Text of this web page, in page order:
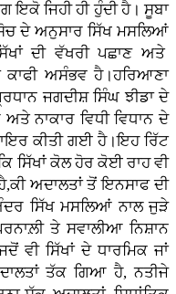
ਇਕੋ ਜਿਹੀ ਹੀ ਹੁੰਦੀ ਹੈ। ਸੂਬਾ
ਦੇ ਅਨੁਸਾਰ ਸਿੱਖ ਮਸਲਿਆਂ
ਦੀ ਵੱਖਰੀ ਪਛਾਣ ਅਤੇ
ਕਾਫੀ ਅਸੰਭਵ ਹੈ।ਹਰਿਆਣਾ
ਜਗਦੀਸ਼ ਸਿੰਘ ਝੀਡਾ ਦੇ
ਨਾਕਾਰ ਵਿਧੀ ਵਿਧਾਨ ਦੇ
ਕੀਤੀ ਗਈ ਹੈ।ਇਹ ਰਿੱਟ
ਸਿੱਖਾਂ ਕੋਲ ਹੋਰ ਕੋਈ ਰਾਹ ਵੀ
ਅਦਾਲਤਾਂ ਤੋਂ ਇਨਸਾਫ ਦੀ
ਸਿੱਖ ਮਸਲਿਆਂ ਨਾਲ ਜੁੜੇ
ਤੇ ਸਵਾਲੀਆ ਨਿਸ਼ਾਨ
ਵੀ ਸਿੱਖਾਂ ਦੇ ਧਾਰਮਿਕ ਜਾਂ
ਤੱਕ ਗਿਆ ਹੈ, ਨਤੀਜੇ